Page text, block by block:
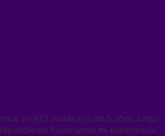
en RTS donde estuve 5 años, luego
fusionando mi experiencia